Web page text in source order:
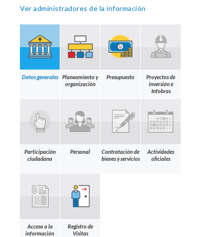
Ver administradores de la información
Datos generales
Planeamiento y
organización
Presupuesto
Proyectos de
inversión e
Infobras
Participación
ciudadana
Personal
Contratación de
bienes y servicios
Actividades
oficiales
Acceso a la
información
Registro de
Visitas